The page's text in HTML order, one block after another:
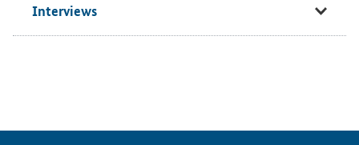
Interviews